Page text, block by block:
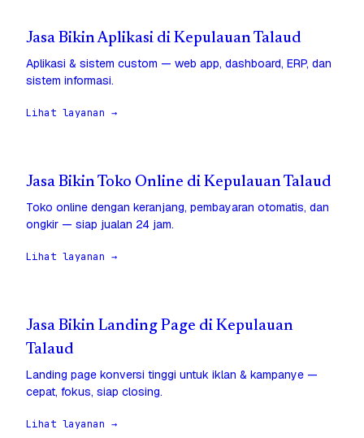
Jasa Bikin Aplikasi di Kepulauan Talaud
Aplikasi & sistem custom — web app, dashboard, ERP, dan
sistem informasi.
Lihat layanan →
Jasa Bikin Toko Online di Kepulauan Talaud
Toko online dengan keranjang, pembayaran otomatis, dan
ongkir — siap jualan 24 jam.
Lihat layanan →
Jasa Bikin Landing Page di Kepulauan
Talaud
Landing page konversi tinggi untuk iklan & kampanye —
cepat, fokus, siap closing.
Lihat layanan →